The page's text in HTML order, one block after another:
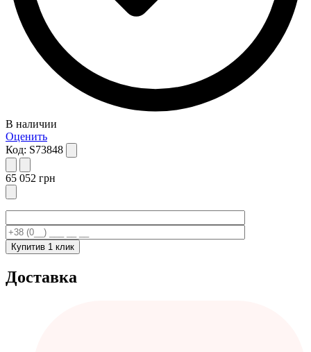
В наличии
Оценить
Код: S73848
65 052 грн
Купитив 1 клик
Доставка